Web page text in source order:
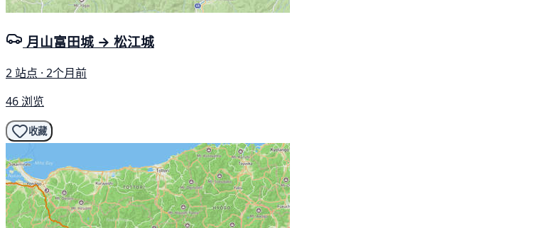
月山富田城 → 松江城
2 站点 · 2个月前
46 浏览
收藏